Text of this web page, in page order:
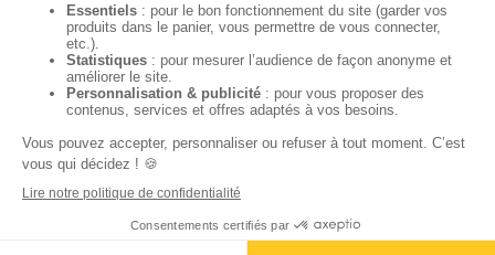
Mentions Légales
Données personnelles
Codes promo Le Roi du Matelas
Copyright © 2022. All rights reserved.